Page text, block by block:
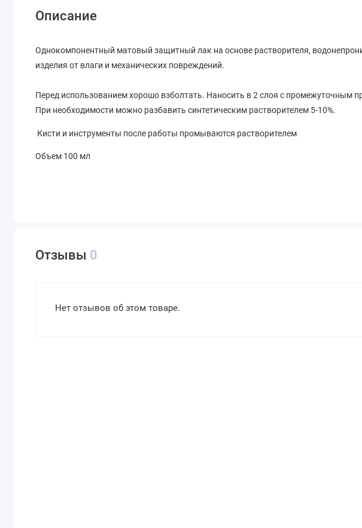
Описание
Однокомпонентный матовый защитный лак на основе растворителя,
изделия от влаги и механических повреждений.
Перед использованием хорошо взболтать. Наносить в 2 слоя с промежуточным
При необходимости можно разбавить синтетическим растворителем 5-10%.
Кисти и инструменты после работы промываются растворителем
Объем 100 мл
Отзывы 0
Нет отзывов об этом товаре.